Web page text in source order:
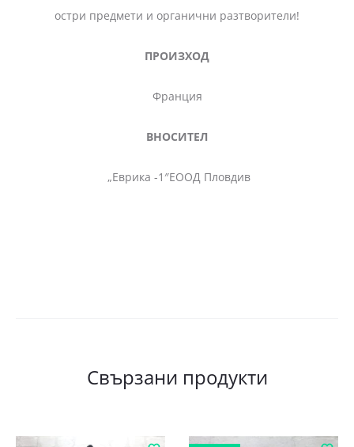
остри предмети и органични разтворители!
ПРОИЗХОД
Франция
ВНОСИТЕЛ
„Еврика -1″ЕООД Пловдив
Свързани продукти